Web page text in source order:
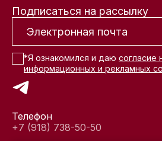
Подписаться на рассылку
*Я ознакомился и даю согласие
информационных и рекламных
Телефон
+7 (918) 738-50-50